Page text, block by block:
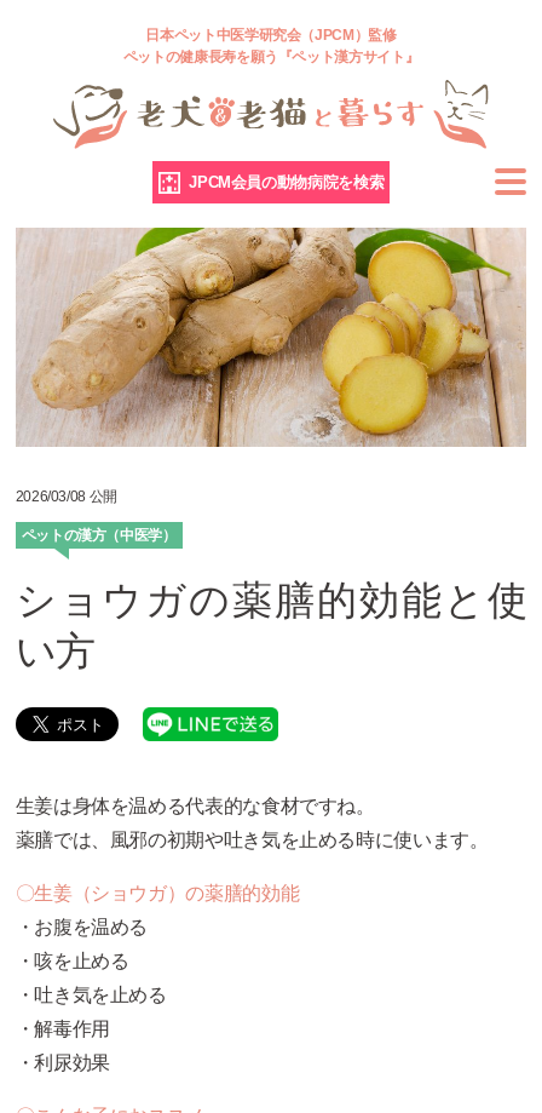
日本ペット中医学研究会（JPCM）監修
ペットの健康長寿を願う『ペット漢方サイト』
JPCM会員の動物病院を検索
2026/03/08 公開
ペットの漢方（中医学）
ショウガの薬膳的効能と使
い方
生姜は身体を温める代表的な食材ですね。
薬膳では、風邪の初期や吐き気を止める時に使います。
〇生姜（ショウガ）の薬膳的効能
・お腹を温める
・咳を止める
・吐き気を止める
・解毒作用
・利尿効果